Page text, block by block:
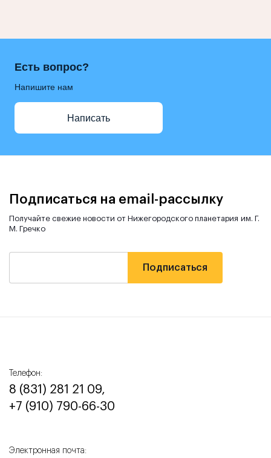
Есть вопрос?
Напишите нам
Написать
Подписаться на email-рассылку
Получайте свежие новости от Нижегородского планетария им. Г.
М. Гречко
Телефон:
8 (831) 281 21 09,
+7 (910) 790-66-30‬
Электронная почта: